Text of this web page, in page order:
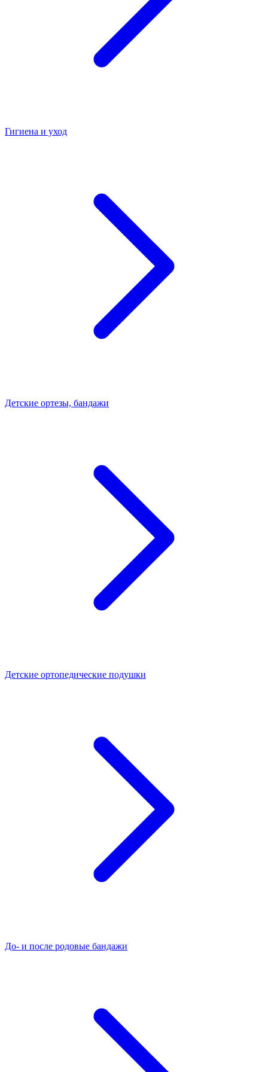
Гигиена и уход
Детские ортезы, бандажи
Детские ортопедические подушки
До- и после родовые бандажи